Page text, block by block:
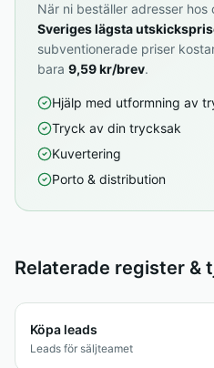
När ni beställer adresser hos
Sveriges lägsta
subventionerade priser
bara 9,59 kr/brev.
Hjälp med utformning av
Tryck av din trycksak
Kuvertering
Porto & distribution
Relaterade register &
Köpa leads
Leads för säljteamet